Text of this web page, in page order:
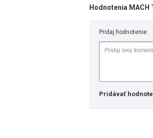
Hodnotenia MACH
Pridaj hodnotenie:
Pridávať